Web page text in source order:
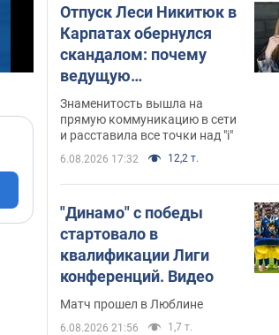
Отпуск Леси Никитюк в
Карпатах обернулся
скандалом: почему
ведущую
несправедливо
захейтили
Знаменитость вышла на
прямую коммуникацию в сети
и расставила все точки над "i"
6.08.2026 17:32 12,2 т.
"Динамо" с победы
стартовало в
квалификации Лиги
конференций. Видео
Матч прошел в Люблине
6.08.2026 21:56 1,7 т.